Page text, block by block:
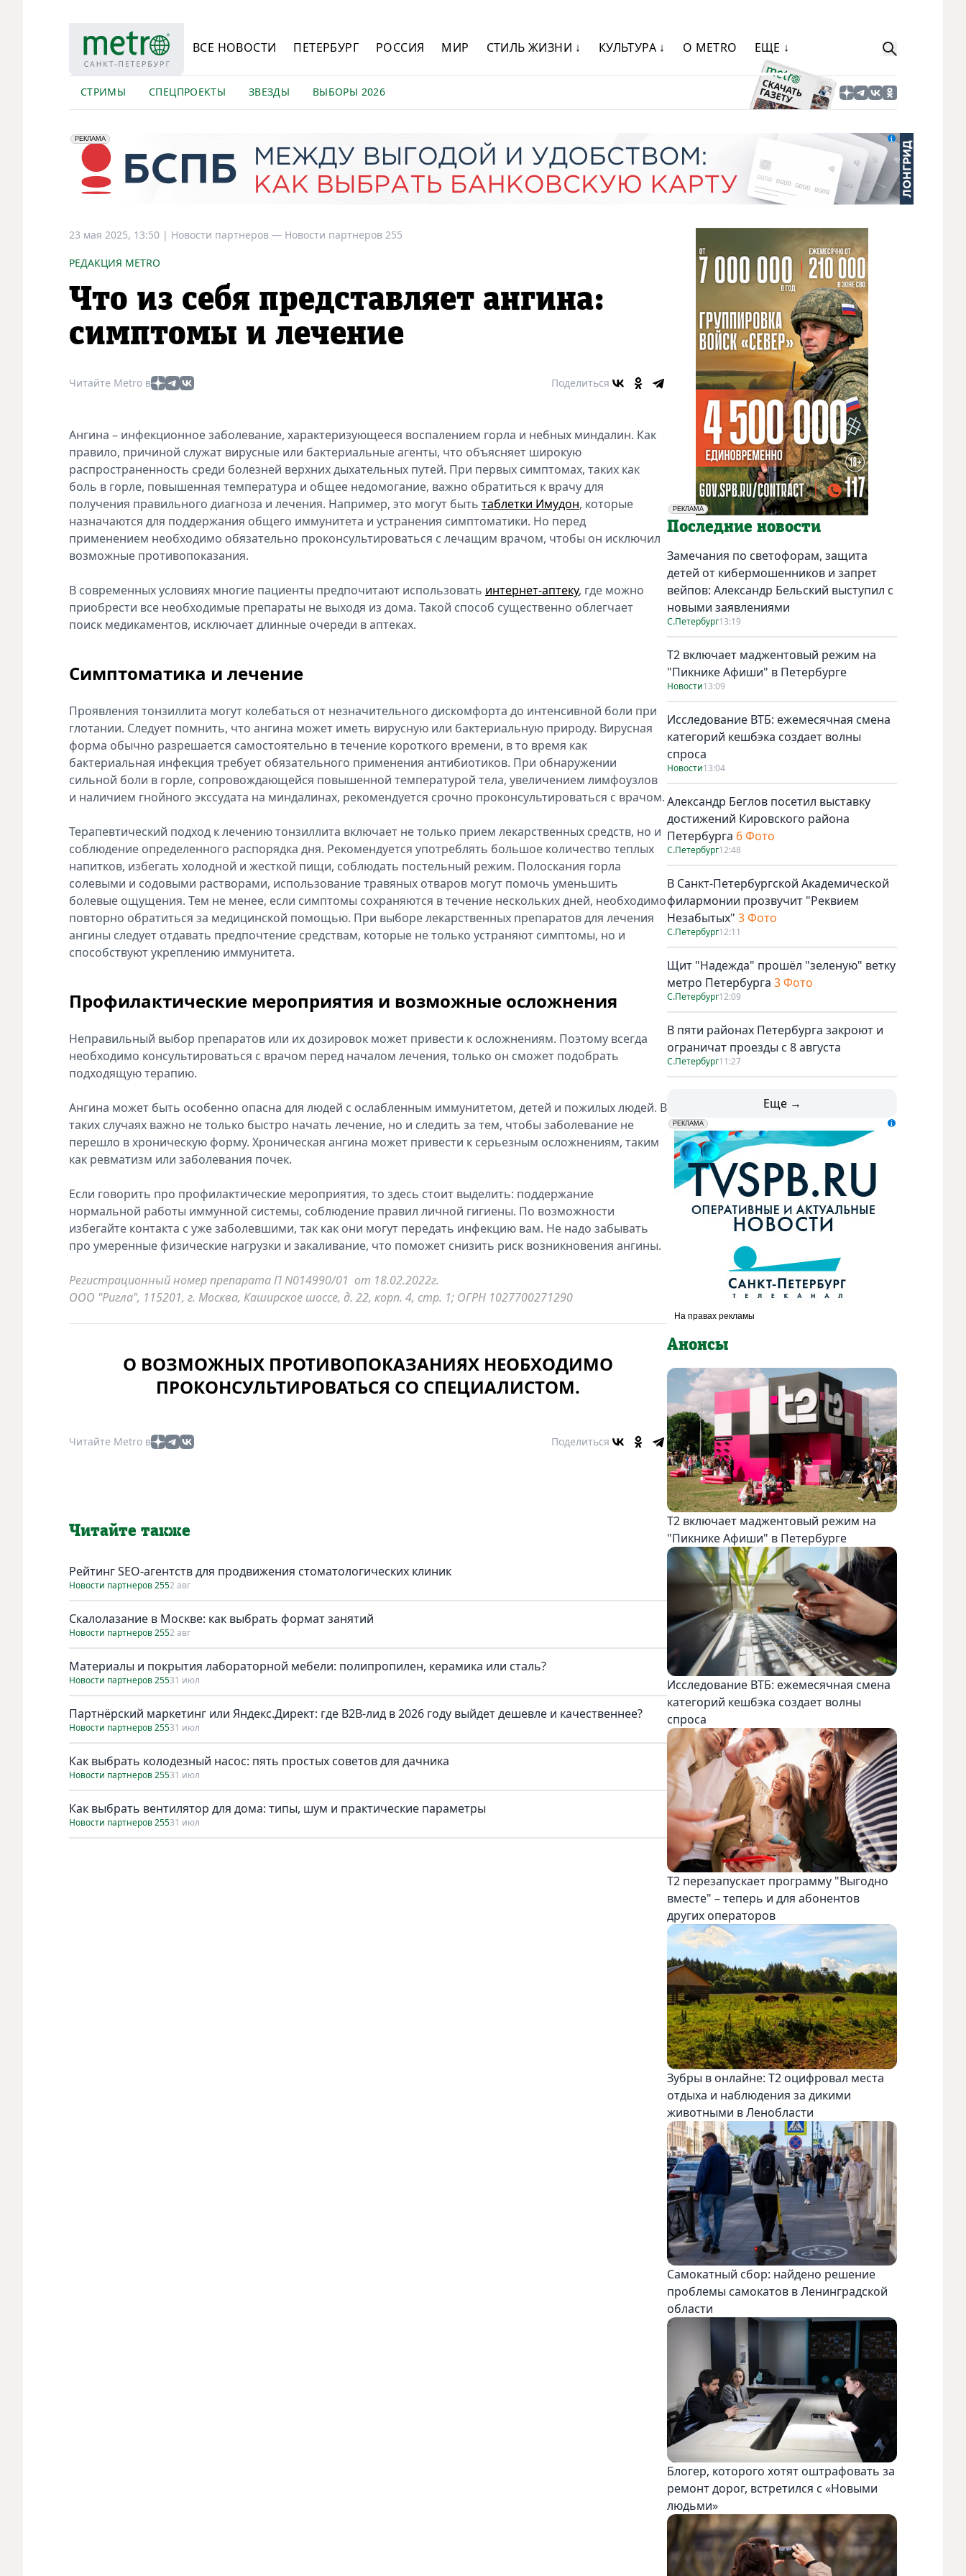
ВСЕ НОВОСТИ ПЕТЕРБУРГ РОССИЯ МИР СТИЛЬ ЖИЗНИ ↓ КУЛЬТУРА ↓ О METRO ЕЩЕ ↓
СТРИМЫ СПЕЦПРОЕКТЫ ЗВЕЗДЫ ВЫБОРЫ 2026
erid: 2VfnxyFybV5
РЕКЛАМА
ПАО "Банк "Санкт-Петербург", ИНН: 7831000027
23 мая 2025, 13:50 | Новости партнеров — Новости партнеров 255
РЕДАКЦИЯ METRO
Что из себя представляет ангина:
симптомы и лечение
Читайте Metro в Поделиться
Ангина – инфекционное заболевание, характеризующееся воспалением горла и небных миндалин. Как
правило, причиной служат вирусные или бактериальные агенты, что объясняет широкую
распространенность среди болезней верхних дыхательных путей. При первых симптомах, таких как
боль в горле, повышенная температура и общее недомогание, важно обратиться к врачу для
получения правильного диагноза и лечения. Например, это могут быть таблетки Имудон, которые
назначаются для поддержания общего иммунитета и устранения симптоматики. Но перед
применением необходимо обязательно проконсультироваться с лечащим врачом, чтобы он исключил
возможные противопоказания.
В современных условиях многие пациенты предпочитают использовать интернет-аптеку, где можно
приобрести все необходимые препараты не выходя из дома. Такой способ существенно облегчает
поиск медикаментов, исключает длинные очереди в аптеках.
Симптоматика и лечение
Проявления тонзиллита могут колебаться от незначительного дискомфорта до интенсивной боли при
глотании. Следует помнить, что ангина может иметь вирусную или бактериальную природу. Вирусная
форма обычно разрешается самостоятельно в течение короткого времени, в то время как
бактериальная инфекция требует обязательного применения антибиотиков. При обнаружении
сильной боли в горле, сопровождающейся повышенной температурой тела, увеличением лимфоузлов
и наличием гнойного экссудата на миндалинах, рекомендуется срочно проконсультироваться с врачом.
Терапевтический подход к лечению тонзиллита включает не только прием лекарственных средств, но и
соблюдение определенного распорядка дня. Рекомендуется употреблять большое количество теплых
напитков, избегать холодной и жесткой пищи, соблюдать постельный режим. Полоскания горла
солевыми и содовыми растворами, использование травяных отваров могут помочь уменьшить
болевые ощущения. Тем не менее, если симптомы сохраняются в течение нескольких дней, необходимо
повторно обратиться за медицинской помощью. При выборе лекарственных препаратов для лечения
ангины следует отдавать предпочтение средствам, которые не только устраняют симптомы, но и
способствуют укреплению иммунитета.
Профилактические мероприятия и возможные осложнения
Неправильный выбор препаратов или их дозировок может привести к осложнениям. Поэтому всегда
необходимо консультироваться с врачом перед началом лечения, только он сможет подобрать
подходящую терапию.
Ангина может быть особенно опасна для людей с ослабленным иммунитетом, детей и пожилых людей. В
таких случаях важно не только быстро начать лечение, но и следить за тем, чтобы заболевание не
перешло в хроническую форму. Хроническая ангина может привести к серьезным осложнениям, таким
как ревматизм или заболевания почек.
Если говорить про профилактические мероприятия, то здесь стоит выделить: поддержание
нормальной работы иммунной системы, соблюдение правил личной гигиены. По возможности
избегайте контакта с уже заболевшими, так как они могут передать инфекцию вам. Не надо забывать
про умеренные физические нагрузки и закаливание, что поможет снизить риск возникновения ангины.
Регистрационный номер препарата П N014990/01 от 18.02.2022г.
ООО "Ригла", 115201, г. Москва, Каширское шоссе, д. 22, корп. 4, стр. 1; ОГРН 1027700271290
О ВОЗМОЖНЫХ ПРОТИВОПОКАЗАНИЯХ НЕОБХОДИМО
ПРОКОНСУЛЬТИРОВАТЬСЯ СО СПЕЦИАЛИСТОМ.
Читайте Metro в Поделиться
Читайте также
Рейтинг SEO-агентств для продвижения стоматологических клиник
Новости партнеров 2552 авг
Скалолазание в Москве: как выбрать формат занятий
Новости партнеров 2552 авг
Материалы и покрытия лабораторной мебели: полипропилен, керамика или сталь?
Новости партнеров 25531 июл
Партнёрский маркетинг или Яндекс.Директ: где B2B-лид в 2026 году выйдет дешевле и качественнее?
Новости партнеров 25531 июл
Как выбрать колодезный насос: пять простых советов для дачника
Новости партнеров 25531 июл
Как выбрать вентилятор для дома: типы, шум и практические параметры
Новости партнеров 25531 июл
РЕКЛАМА
Социальная реклама
Последние новости
Замечания по светофорам, защита
детей от кибермошенников и запрет
вейпов: Александр Бельский выступил с
новыми заявлениями
С.Петербург13:19
Т2 включает маджентовый режим на
"Пикнике Афиши" в Петербурге
Новости13:09
Исследование ВТБ: ежемесячная смена
категорий кешбэка создает волны
спроса
Новости13:04
Александр Беглов посетил выставку
достижений Кировского района
Петербурга 6 Фото
С.Петербург12:48
В Санкт-Петербургской Академической
филармонии прозвучит "Реквием
Незабытых" 3 Фото
С.Петербург12:11
Щит "Надежда" прошёл "зеленую" ветку
метро Петербурга 3 Фото
С.Петербург12:09
В пяти районах Петербурга закроют и
ограничат проезды с 8 августа
С.Петербург11:27
Еще →
erid: LdtCK5udn
РЕКЛАМА
АО "ГАТР", ИНН: 7841320717
Анонсы
Т2 включает маджентовый режим на
"Пикнике Афиши" в Петербурге
Исследование ВТБ: ежемесячная смена
категорий кешбэка создает волны
спроса
Т2 перезапускает программу "Выгодно
вместе" – теперь и для абонентов
других операторов
Зубры в онлайне: Т2 оцифровал места
отдыха и наблюдения за дикими
животными в Ленобласти
Самокатный сбор: найдено решение
проблемы самокатов в Ленинградской
области
Блогер, которого хотят оштрафовать за
ремонт дорог, встретился с «Новыми
людьми»